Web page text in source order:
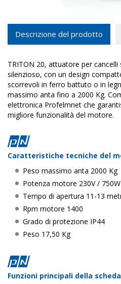
Descrizione del prodotto
TRITON 20, attuatore per cancelli
silenzioso, con un design
scorrevoli in ferro battuto o in
massimo anta fino a 2000 Kg.
elettronica Profelmnet che
migliore funzionalità del motore.
Caratteristiche tecniche del
Peso massimo anta 2000 Kg
Potenza motore 230V / 750W
Tempo di apertura 11-13
Rpm motore 1400
Grado di protezione IP44
Peso 17,50 Kg
Funzioni principali della